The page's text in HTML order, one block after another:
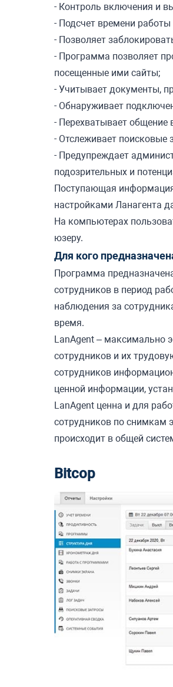
- Контроль включения и
- Подсчет времени
- Позволяет
- Программа позволяет
посещенные ими сайты;
- Учитывает документы,
- Обнаруживает
- Перехватывает общение
- Отслеживает поисковые
- Предупреждает
подозрительных и
Поступающая
настройками Ланагента
На компьютерах
юзеру.
Для кого
Программа
сотрудников в период
наблюдения за
время.
LanAgent – максимально
сотрудников и их
сотрудников
ценной информации,
LanAgent ценна и для
сотрудников по снимкам
происходит в общей
Bitcop